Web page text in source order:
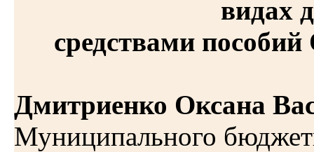
видах
средствами
Дмитриенко Оксана
Муниципального